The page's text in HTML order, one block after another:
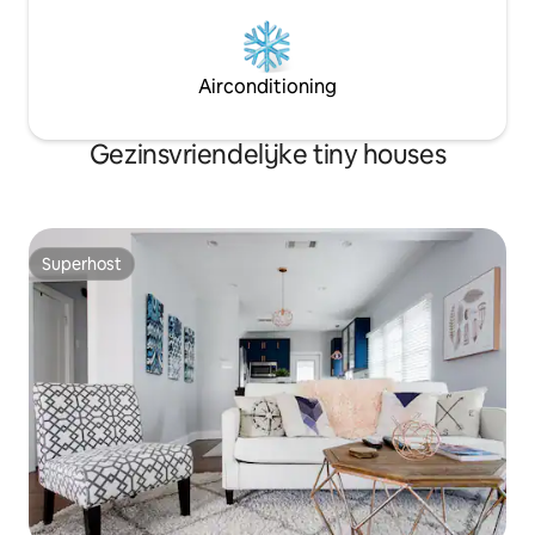
Airconditioning
Gezinsvriendelijke tiny houses
Superhost
Superhost